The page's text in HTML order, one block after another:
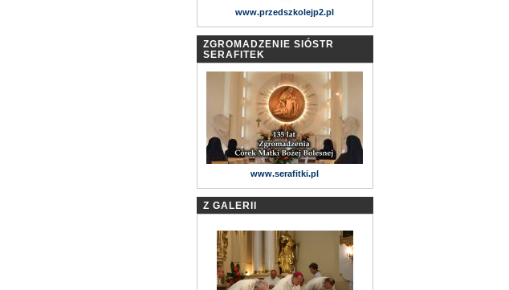
www.przedszkolejp2.pl
ZGROMADZENIE SIÓSTR
SERAFITEK
www.serafitki.pl
Z GALERII